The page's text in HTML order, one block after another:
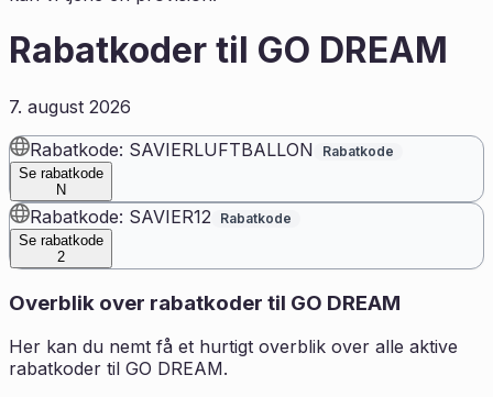
Rabatkoder til GO DREAM
7. august 2026
Rabatkode: SAVIERLUFTBALLON
Rabatkode
Se rabatkode
N
Rabatkode: SAVIER12
Rabatkode
Se rabatkode
2
Overblik over rabatkoder til GO DREAM
Her kan du nemt få et hurtigt overblik over alle aktive
rabatkoder til GO DREAM.